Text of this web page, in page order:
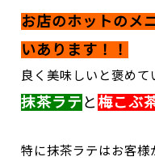
お店のホットのメ
いあります！！
良く美味しいと褒めて
抹茶ラテと 梅こぶ
特に抹茶ラテはお客様